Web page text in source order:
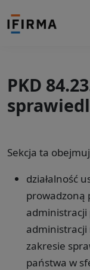
PKD
Sekcja ta
działalność
prowadzoną
administracji
zakresie
państwa w